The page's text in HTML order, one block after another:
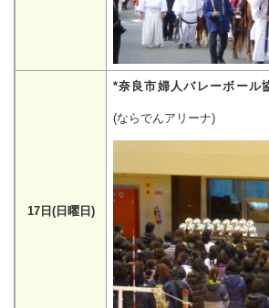
17日(日曜日)
*奈良市婦人バレーボール
(ならでんアリーナ)